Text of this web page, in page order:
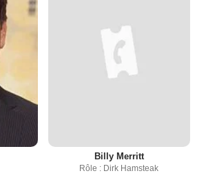
Billy Merritt
Rôle : Dirk Hamsteak